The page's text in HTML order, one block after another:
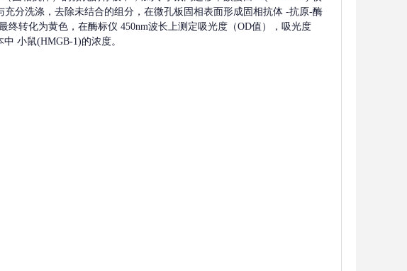
充分洗涤，去除未结合的组分，在微孔板固相表面形成固相抗体 -抗原-酶
转化为黄色，在酶标仪 450nm波长上测定吸光度（OD值），吸光度
中 小鼠(HMGB-1)的浓度。